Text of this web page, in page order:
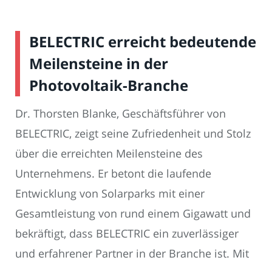
BELECTRIC erreicht bedeutende
Meilensteine in der
Photovoltaik-Branche
Dr. Thorsten Blanke, Geschäftsführer von
BELECTRIC, zeigt seine Zufriedenheit und Stolz
über die erreichten Meilensteine des
Unternehmens. Er betont die laufende
Entwicklung von Solarparks mit einer
Gesamtleistung von rund einem Gigawatt und
bekräftigt, dass BELECTRIC ein zuverlässiger
und erfahrener Partner in der Branche ist. Mit